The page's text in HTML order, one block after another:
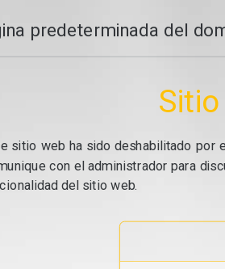
predeterminada del
sitio web ha sido deshabilitado por
con el administrador para
del sitio web.